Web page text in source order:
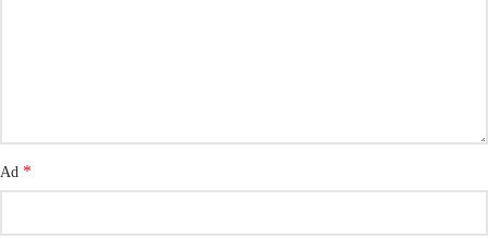
Ad *